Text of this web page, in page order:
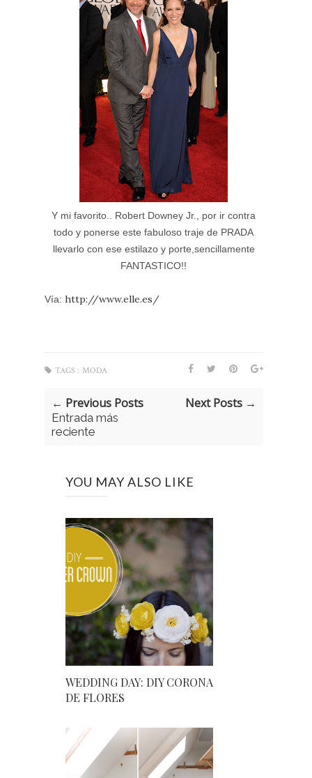
Y mi favorito.. Robert Downey Jr.
, por ir contra
todo y ponerse este fabuloso traje de PRADA
llevarlo con ese estilazo y porte,sencillamente
FANTASTICO!!
Vía: http://www.elle.es/
TAGS : MODA
← Previous Posts
Entrada más
reciente
Next Posts →
YOU MAY ALSO LIKE
WEDDING DAY: DIY CORONA
DE FLORES